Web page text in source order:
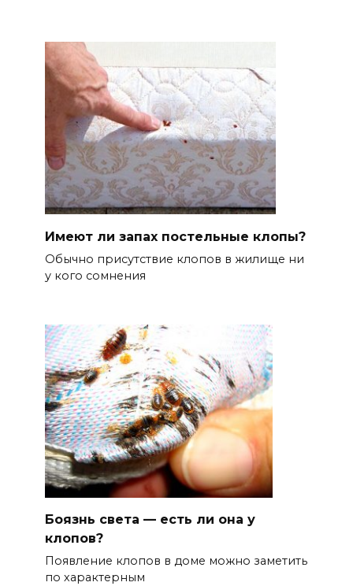
Имеют ли запах постельные клопы?
Обычно присутствие клопов в жилище ни
у кого сомнения
Боязнь света — есть ли она у
клопов?
Появление клопов в доме можно заметить
по характерным